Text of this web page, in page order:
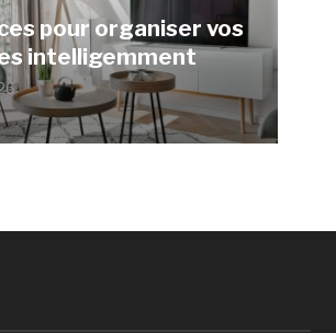
pour organiser vos
intelligemment